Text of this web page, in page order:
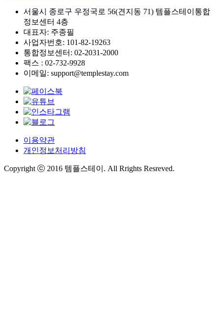
서울시 종로구 우정국로 56(견지동 71) 템플스테이통합
정보센터 4층
대표자: 주종필
사업자번호: 101-82-19263
통합정보센터: 02-2031-2000
팩스 : 02-732-9928
이메일: support@templestay.com
이용약관
개인정보처리방침
Copyright ⓒ 2016 템플스테이. All Rrights Resreved.